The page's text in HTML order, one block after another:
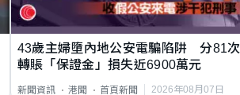
43歲主婦墮內地公安電騙陷阱 分81次
轉賬「保證金」損失近6900萬元
新聞資訊 港聞 首頁新聞 2026年08月07日